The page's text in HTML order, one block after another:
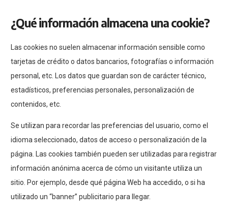
¿Qué información almacena una cookie?
Las cookies no suelen almacenar información sensible como
tarjetas de crédito o datos bancarios, fotografías o información
personal, etc. Los datos que guardan son de carácter técnico,
estadísticos, preferencias personales, personalización de
contenidos, etc.
Se utilizan para recordar las preferencias del usuario, como el
idioma seleccionado, datos de acceso o personalización de la
página. Las cookies también pueden ser utilizadas para registrar
información anónima acerca de cómo un visitante utiliza un
sitio. Por ejemplo, desde qué página Web ha accedido, o si ha
utilizado un “banner” publicitario para llegar.